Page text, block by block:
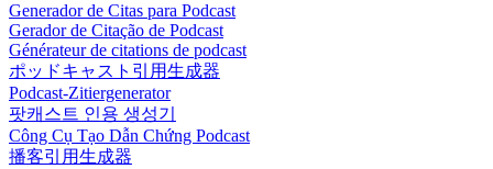
Generador de Citas para Podcast
Gerador de Citação de Podcast
Générateur de citations de podcast
ポッドキャスト引用生成器
Podcast-Zitiergenerator
팟캐스트 인용 생성기
Công Cụ Tạo Dẫn Chứng Podcast
播客引用生成器